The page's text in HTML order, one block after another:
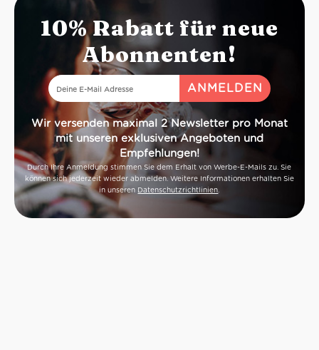
Tabakwürze
Geschmack: frisch, lebendig,
cremige Perlage
10% Rabatt für neue
Abonnenten!
Wir versenden maximal 2 Newsletter pro Monat
mit unseren exklusiven Angeboten und
Empfehlungen!
Durch Ihre Anmeldung stimmen Sie dem Erhalt von Werbe-E-Mails zu. Sie
können sich jederzeit wieder abmelden. Weitere Informationen erhalten Sie
in unseren Datenschutzrichtlinien